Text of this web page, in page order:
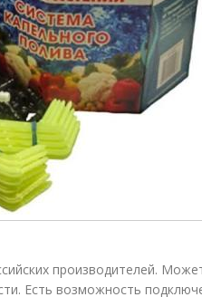
производителей.
Есть возможность